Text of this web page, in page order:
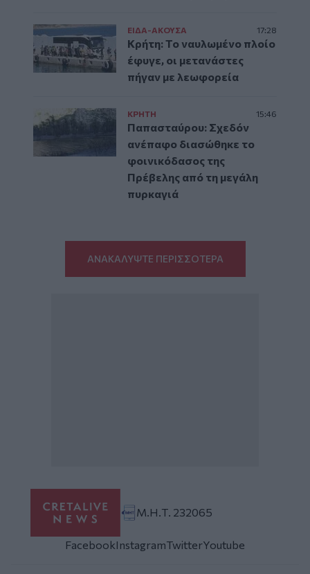
ΕΙΔΑ-ΑΚΟΥΣΑ 17:28
Κρήτη: Το ναυλωμένο πλοίο
έφυγε, οι μετανάστες
πήγαν με λεωφορεία
ΚΡΗΤΗ 15:46
Παπασταύρου: Σχεδόν
ανέπαφο διασώθηκε το
φοινικόδασος της
Πρέβελης από τη μεγάλη
πυρκαγιά
ΑΝΑΚΑΛΥΨΤΕ ΠΕΡΙΣΣΟΤΕΡΑ
Μ.Η.Τ. 232065
FacebookInstagramTwitterYoutube